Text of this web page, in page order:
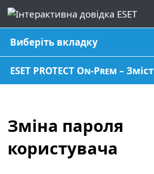
Виберіть вкладку
ESET PROTECT On-Prem – Зміст
Зміна пароля
користувача